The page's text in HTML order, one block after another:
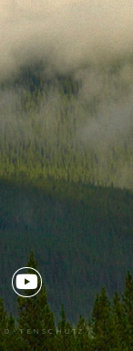
DATENSCHUTZ